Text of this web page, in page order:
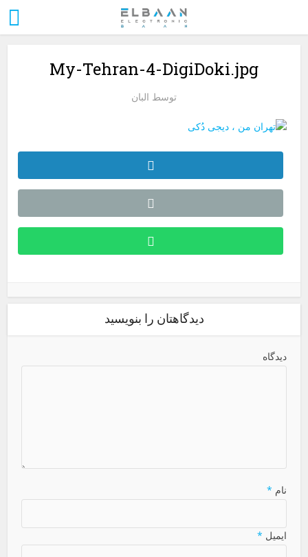
My-Tehran-4-DigiDoki.jpg
توسط البان
دیدگاهتان را بنویسید
دیدگاه
نام *
ایمیل *